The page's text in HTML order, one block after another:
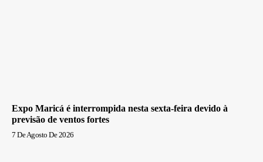
Expo Maricá é interrompida nesta sexta-feira devido à
previsão de ventos fortes
7 De Agosto De 2026